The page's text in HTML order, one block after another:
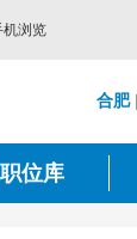
机浏览
合肥
职位库